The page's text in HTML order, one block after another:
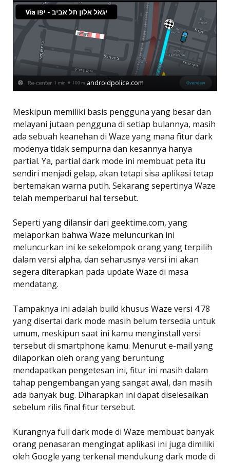
androidpolice.com
Meskipun memiliki basis pengguna yang besar dan
melayani jutaan pengguna di setiap bulannya, masih
ada sebuah keanehan di Waze yang mana fitur dark
modenya tidak sempurna dan kesannya hanya
partial. Ya, partial dark mode ini membuat peta itu
sendiri menjadi gelap, akan tetapi sisa aplikasi tetap
bertemakan warna putih. Sekarang sepertinya Waze
telah memperbarui hal tersebut.
Seperti yang dilansir dari geektime.com, yang
melaporkan bahwa Waze meluncurkan ini
meluncurkan ini ke sekelompok orang yang terpilih
dalam versi alpha, dan seharusnya versi ini akan
segera diterapkan pada update Waze di masa
mendatang.
Tampaknya ini adalah build khusus Waze versi 4.78
yang disertai dark mode masih belum tersedia untuk
umum, meskipun saat ini kamu menginstall versi
tersebut di smartphone kamu. Menurut e-mail yang
dilaporkan oleh orang yang beruntung
mendapatkan pengetesan ini, fitur ini masih dalam
tahap pengembangan yang sangat awal, dan masih
ada banyak bug. Diharapkan ini dapat diselesaikan
sebelum rilis final fitur tersebut.
Kurangnya full dark mode di Waze membuat banyak
orang penasaran mengingat aplikasi ini juga dimiliki
oleh Google yang terkenal mendukung dark mode di